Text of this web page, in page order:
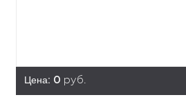
Цена: 0 руб.